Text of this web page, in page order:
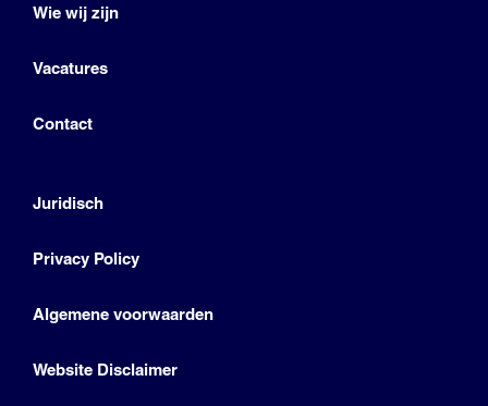
Wie wij zijn
Vacatures
Contact
Juridisch
Privacy Policy
Algemene voorwaarden
Website Disclaimer